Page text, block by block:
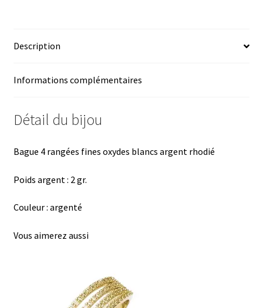
o
o
k
p
Description
Informations complémentaires
Détail du bijou
Bague 4 rangées fines oxydes blancs argent rhodié
Poids argent : 2 gr.
Couleur : argenté
Vous aimerez aussi